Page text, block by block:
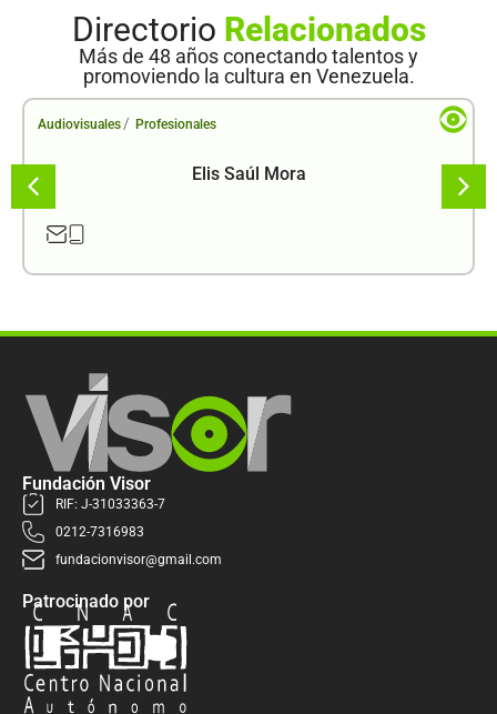
Directorio Relacionados
Más de 48 años conectando talentos y
promoviendo la cultura en Venezuela.
Audiovisuales / Profesionales
Elis Saúl Mora
Fundación Visor
RIF: J-31033363-7
0212-7316983
fundacionvisor@gmail.com
Patrocinado por